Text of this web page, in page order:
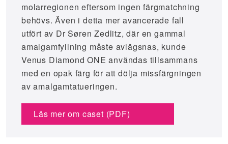
molarregionen eftersom ingen färgmatchning
behövs. Även i detta mer avancerade fall
utfört av Dr Søren Zedlitz, där en gammal
amalgamfyllning måste avlägsnas, kunde
Venus Diamond ONE användas tillsammans
med en opak färg för att dölja missfärgningen
av amalgamtatueringen.
Läs mer om caset (PDF)